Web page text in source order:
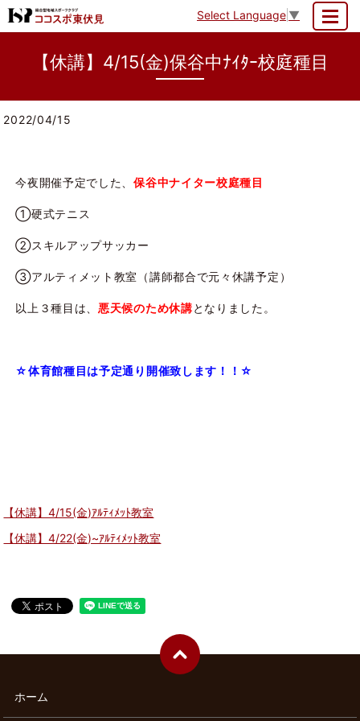
Select Language ▼
【休講】4/15(金)保谷中ﾅｲﾀｰ校庭種目
2022/04/15
今夜開催予定でした、保谷中ナイター校庭種目
①硬式テニス
②スキルアップサッカー
③アルティメット教室（講師都合で元々休講予定）
以上３種目は、 悪天候のため休講となりました。
☆体育館種目は予定通り開催致します！！☆
【休講】4/15(金)ｱﾙﾃｨﾒｯﾄ教室
【休講】4/22(金)~ｱﾙﾃｨﾒｯﾄ教室
ホーム